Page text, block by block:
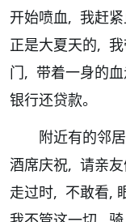
开始喷血, 我赶
正是大夏天的,
门, 带着一身的
银行还贷款。
附近有的邻
酒席庆祝, 请亲
走过时, 不敢看,